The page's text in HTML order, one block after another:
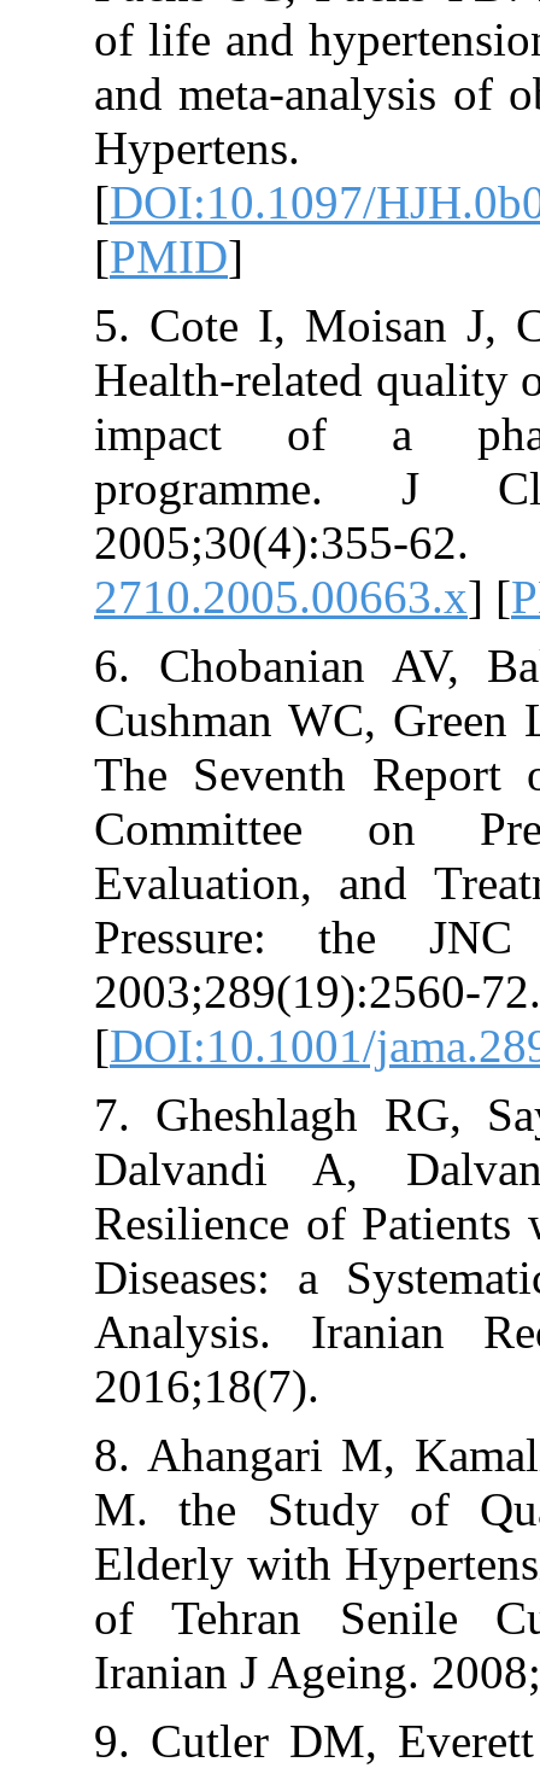
of life and
and meta-
[DOI:10.1097/
[
5. Cote I,
Health-related
impact of
6. Chobanian
Cushman WC,
The Seventh
Committee
Evaluation,
Pressure:
[DOI:10.1001/
7. Gheshlagh
Dalvandi A,
Resilience of
Diseases: a
Analysis.
2016;18(7).
8. Ahangari
M. the
Elderly with
of Tehran
Iranian J
9. Cutler DM,